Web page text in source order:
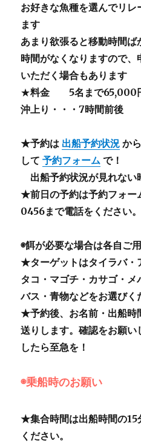
お好きな魚種を選んでリ
ます
あまり欲張ると移動時間
時間がなくなりますので
いただく場合もあります
★料金 5名まで65,000
沖上り・・・7時間前後
★予約は 出船予約状況 か
して予約フォーム で！
出船予約状況が見れな
★前日の予約は予約フォ
0456まで電話をください。
◉餌が必要な場合は各自ご
★ターゲットはタイラバ・
タコ・マゴチ・カサゴ・
バス・青物などをお選びく
★予約後、お名前・出船時
送りします。確認をお願い
したら至急を！
◉乗船時のお願い
★集合時間は出船時間の15
ください。